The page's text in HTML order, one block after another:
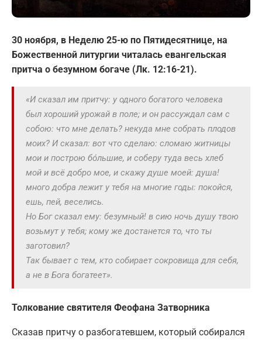
30 ноября, в Неделю 25-ю по Пятидесятнице, на
Божественной литургии читалась евангельская
притча о безумном богаче (Лк. 12:16-21).
«И сказал им притчу: у одного богатого человека
был хороший урожай в поле; и он рассуждал сам с
собою: что мне делать? некуда мне собрать плодов
моих? И сказал: вот что сделаю: сломаю житницы
мои и построю бо́льшие, и соберу туда весь хлеб
мой и всё добро мое, и скажу душе моей: душа!
много добра лежит у тебя на многие годы: покойся,
ешь, пей, веселись.
Но Бог сказал ему: безумный! в сию ночь душу твою
возьмут у тебя; кому же достанется то, что ты
заготовил?
Так бывает с тем, кто собирает сокровища для себя,
а не в Бога богатеет».
Толкование святителя Феофана Затворника
Сказав притчу о разбогатевшем, который собирался